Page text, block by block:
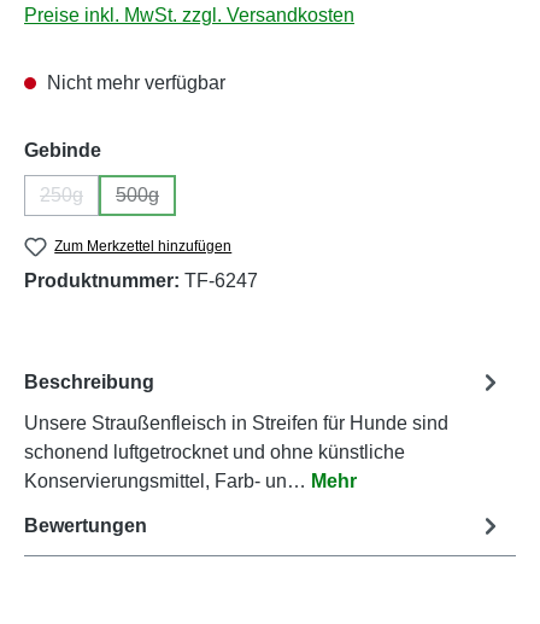
Preise inkl. MwSt. zzgl. Versandkosten
Nicht mehr verfügbar
Gebindeauswählen
250g
(Diese Option ist zurzeit nicht verfügbar.)
500g
(Diese Option ist zurzeit nicht verfügbar.)
Zum Merkzettel hinzufügen
Produktnummer: TF-6247
Beschreibung
Unsere Straußenfleisch in Streifen für Hunde sind
schonend luftgetrocknet und ohne künstliche
Konservierungsmittel, Farb- un… Mehr
Bewertungen